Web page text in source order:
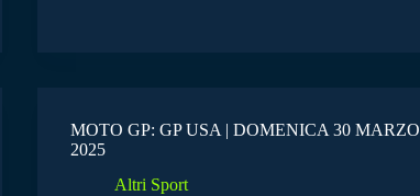
MOTO GP: GP USA | DOMENICA 30 MARZO
2025
Altri Sport